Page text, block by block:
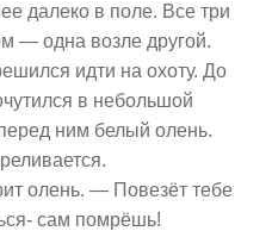
далеко в поле. Все три
— одна возле другой.
идти на охоту. До
в небольшой
ним белый олень.
олень. — Повезёт тебе
сам помрёшь!